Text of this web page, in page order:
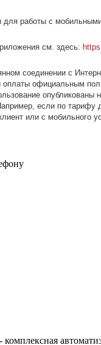
работы с
см. здесь:
соединении с
оплаты официальным
опубликованы
если по тарифу
или с мобильного